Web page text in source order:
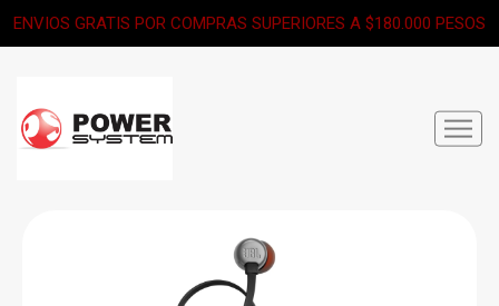
ENVIOS GRATIS POR COMPRAS SUPERIORES A $180.000 PESOS